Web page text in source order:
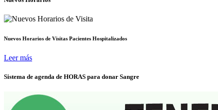
Nuevos Horarios de Visitas Pacientes Hospitalizados
Leer más
Sistema de agenda de HORAS para donar Sangre